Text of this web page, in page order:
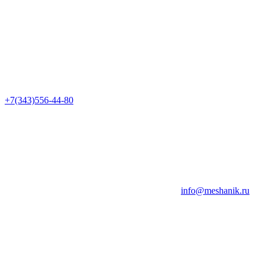
+7(343)556-44-80
info@meshanik.ru